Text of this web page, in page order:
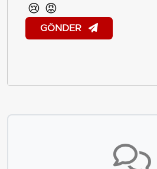
😢 😡
GÖNDER